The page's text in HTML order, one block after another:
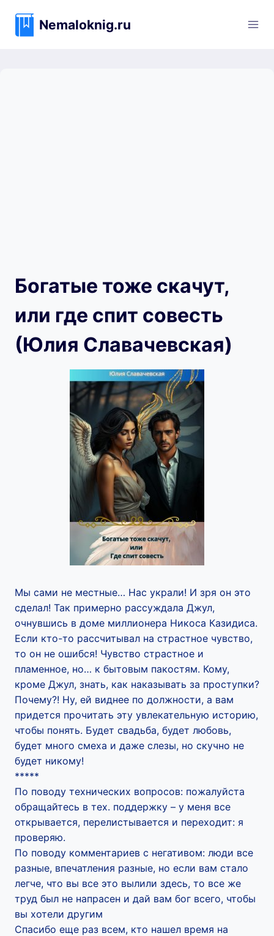
содержимому
Nemaloknig.ru
Богатые тоже скачут,
или где спит совесть
(Юлия Славачевская)
Мы сами не местные… Нас украли! И зря он это
сделал! Так примерно рассуждала Джул,
очнувшись в доме миллионера Никоса Казидиса.
Если кто-то рассчитывал на страстное чувство,
то он не ошибся! Чувство страстное и
пламенное, но… к бытовым пакостям. Кому,
кроме Джул, знать, как наказывать за проступки?
Почему?! Ну, ей виднее по должности, а вам
придется прочитать эту увлекательную историю,
чтобы понять. Будет свадьба, будет любовь,
будет много смеха и даже слезы, но скучно не
будет никому!
*****
По поводу технических вопросов: пожалуйста
обращайтесь в тех. поддержку – у меня все
открывается, перелистывается и переходит: я
проверяю.
По поводу комментариев с негативом: люди все
разные, впечатления разные, но если вам стало
легче, что вы все это вылили здесь, то все же
труд был не напрасен и дай вам бог всего, чтобы
вы хотели другим
Спасибо еще раз всем, кто нашел время на